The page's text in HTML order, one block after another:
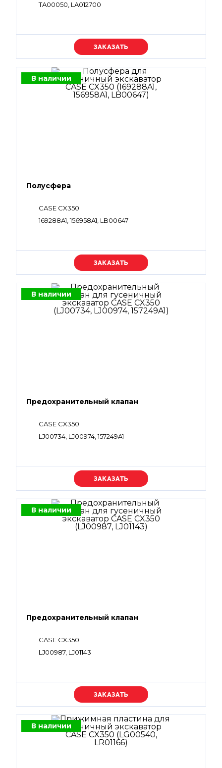
TA00050, LA012700
Уточняйте цену
В наличии
Полусфера
CASE CX350
169288A1, 156958A1, LB00647
Уточняйте цену
В наличии
Предохранительный клапан
CASE CX350
LJ00734, LJ00974, 157249A1
Уточняйте цену
В наличии
Предохранительный клапан
CASE CX350
LJ00987, LJ01143
Уточняйте цену
В наличии